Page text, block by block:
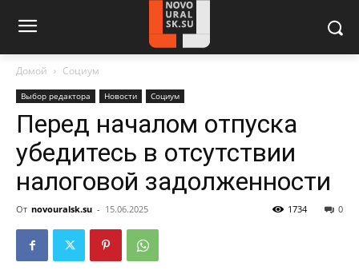
Домой Социум
Выбор редактора Новости Социум
Перед началом отпуска
убедитесь в отсутствии
налоговой задолженности
От novouralsk.su - 15.06.2025 0
1734